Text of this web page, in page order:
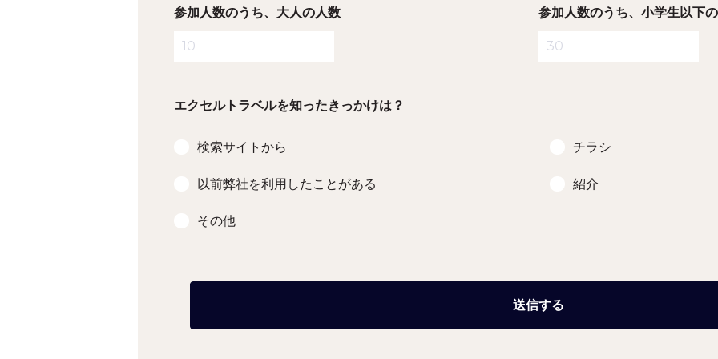
参加人数のうち、大人の人数 参加人数のうち、小学生以下
エクセルトラベルを知ったきっかけは？
検索サイトから チラシ
以前弊社を利用したことがある 紹介
その他